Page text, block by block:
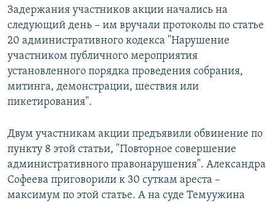
Задержания участников акции начались на
следующий день – им вручали протоколы по статье
20 административного кодекса "Нарушение
участником публичного мероприятия
установленного порядка проведения собрания,
митинга, демонстрации, шествия или
пикетирования".
Двум участникам акции предъявили обвинение по
пункту 8 этой статьи, "Повторное совершение
административного правонарушения". Александра
Софеева приговорили к 30 суткам ареста –
максимум по этой статье. А на суде Темуужина